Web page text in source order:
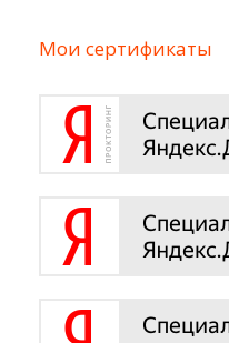
Мои сертификаты